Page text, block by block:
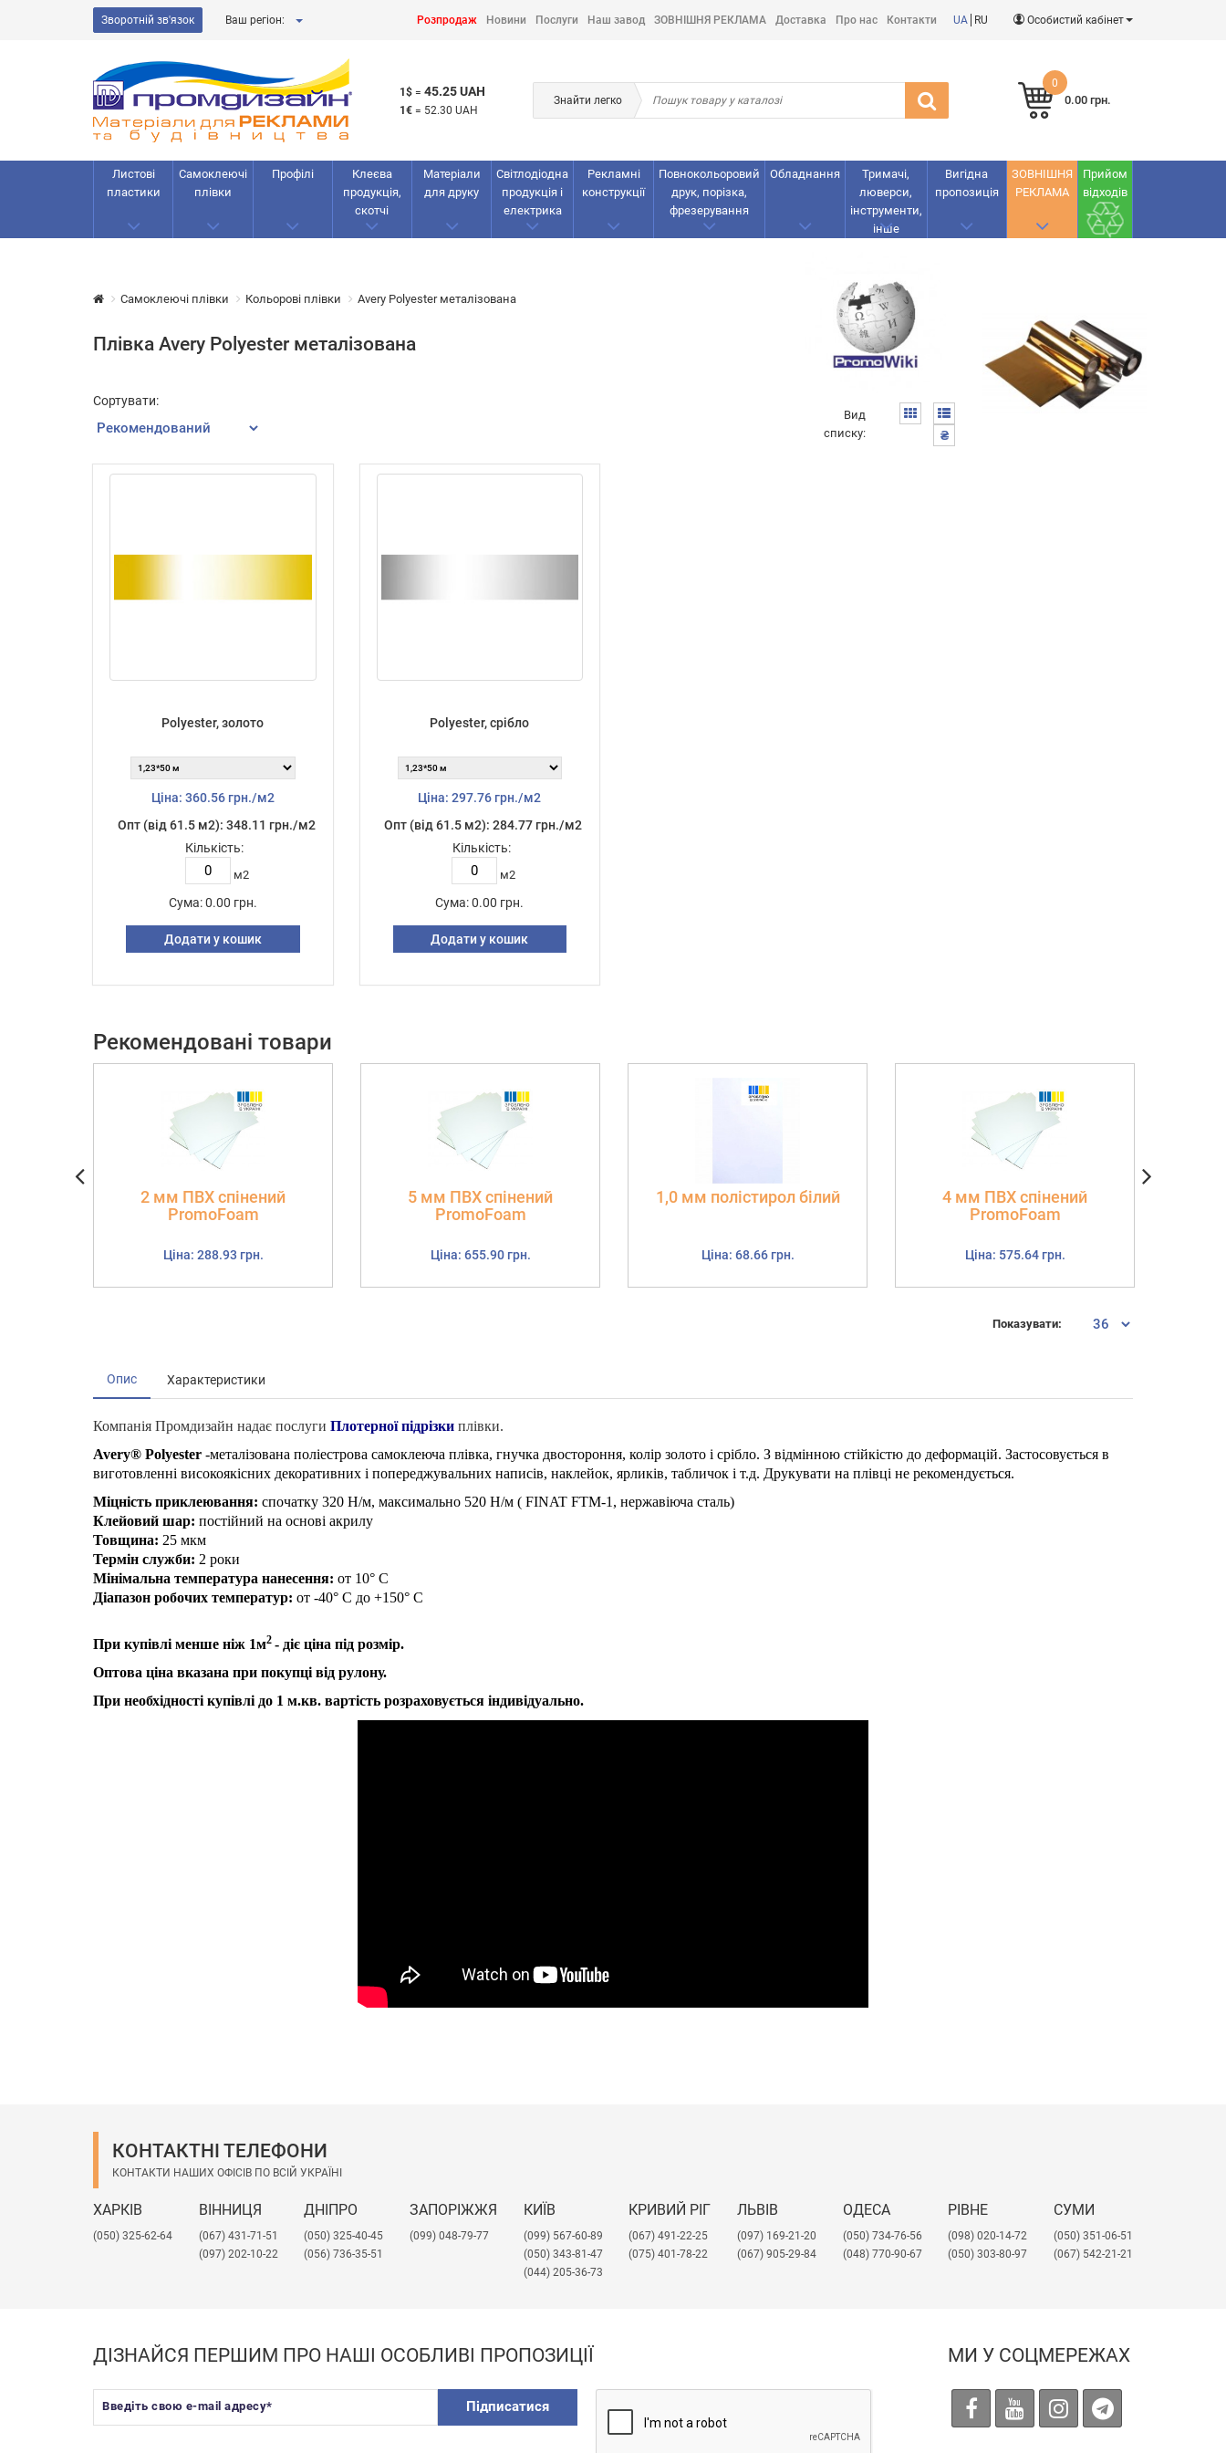
Зворотній зв'язок Ваш регіон: Розпродаж Новини Послуги Наш завод ЗОВНІШНЯ РЕКЛАМА Доставка Про нас Контакти UA RU Особистий кабінет
1$ = 45.25 UAH
1€ = 52.30 UAH
Знайти легко
0
0.00 грн.
Листові
пластики
Самоклеючі
плівки
Профілі
Клеєва
продукція,
скотчі
Матеріали
для друку
Світлодіодна
продукція і
електрика
Рекламнi
конструкції
Повнокольоровий
друк, порізка,
фрезерування
Обладнання
Тримачі,
люверси,
інструменти,
інше
Вигідна
пропозиція
ЗОВНІШНЯ
РЕКЛАМА
Прийом
відходів
Самоклеючі плівки Кольорові плівки Avery Polyester металізована
Плівка Avery Polyester металізована
Сортувати:
Вид
списку:
₴
Polyester, золото
Ціна: 360.56 грн./м2
Опт (від 61.5 м2): 348.11 грн./м2
Кількість:
м2
Сума: 0.00 грн.
Додати у кошик
Polyester, срібло
Ціна: 297.76 грн./м2
Опт (від 61.5 м2): 284.77 грн./м2
Кількість:
м2
Сума: 0.00 грн.
Додати у кошик
Рекомендовані товари
2 мм ПВХ спінений
PromoFoam
Ціна: 288.93 грн.
5 мм ПВХ спінений
PromoFoam
Ціна: 655.90 грн.
1,0 мм полістирол білий
Ціна: 68.66 грн.
4 мм ПВХ спінений
PromoFoam
Ціна: 575.64 грн.
Показувати:
Опис Характеристики
Компанія Промдизайн надає послуги Плотерної підрізки плівки.
Avery® Polyester -металізована поліестрова самоклеюча плівка, гнучка двостороння, колір золото і срібло. З відмінною стійкістю до деформацій. Застосовується в
виготовленні високоякісних декоративних і попереджувальних написів, наклейок, ярликів, табличок і т.д. Друкувати на плівці не рекомендується.
Міцність приклеювання: спочатку 320 Н/м, максимально 520 Н/м ( FINAT FTM-1, нержавіюча сталь)
Клейовий шар: постійний на основі акрилу
Товщина: 25 мкм
Термін служби: 2 роки
Мінімальна температура нанесення: от 10° C
Діапазон робочих температур: от -40° C до +150° C
При купівлі менше ніж 1м2 - діє ціна під розмір.
Оптова ціна вказана при покупці від рулону.
При необхідності купівлі до 1 м.кв. вартість розраховується індивідуально.
КОНТАКТНІ ТЕЛЕФОНИ
КОНТАКТИ НАШИХ ОФІСІВ ПО ВСІЙ УКРАЇНІ
ХАРКІВ
(050) 325-62-64
ВІННИЦЯ
(067) 431-71-51
(097) 202-10-22
ДНІПРО
(050) 325-40-45
(056) 736-35-51
ЗАПОРІЖЖЯ
(099) 048-79-77
КИЇВ
(099) 567-60-89
(050) 343-81-47
(044) 205-36-73
КРИВИЙ РІГ
(067) 491-22-25
(075) 401-78-22
ЛЬВІВ
​(097) 169-21-20
(067) 905-29-84
ОДЕСА
(050) 734-76-56
(048) 770-90-67
РІВНЕ
(098) 020-14-72
(050) 303-80-97
СУМИ
(050) 351-06-51
(067) 542-21-21
ДІЗНАЙСЯ ПЕРШИМ ПРО НАШІ ОСОБЛИВІ ПРОПОЗИЦІЇ
Введіть свою e-mail адресу* Підписатися
МИ У СОЦМЕРЕЖАХ